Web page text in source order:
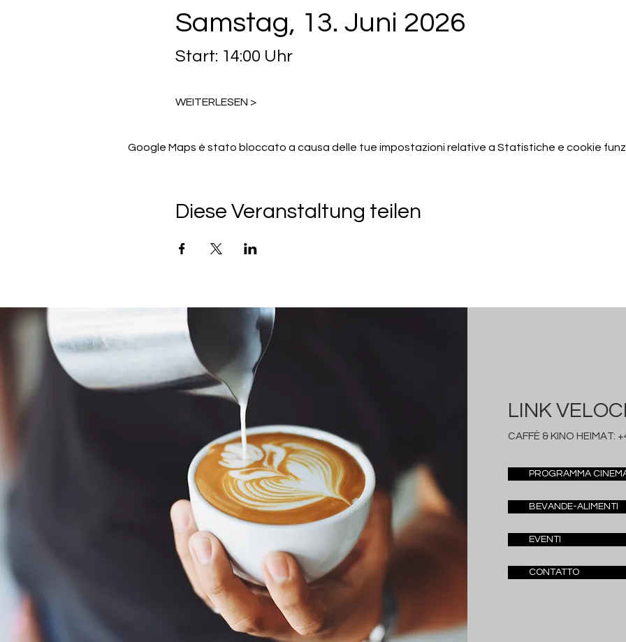
Samstag, 13. Juni 2026
Start: 14:00 Uhr
WEITERLESEN >
Google Maps è stato bloccato a causa delle tue impostazioni relative a Statistiche e cookie
Diese Veranstaltung teilen
LINK VELOCI
CAFFÈ & KINO HEIMAT:
PROGRAMMA
BEVANDE-ALIMENTI
EVENTI
CONTATTO